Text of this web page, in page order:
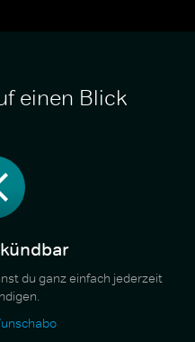
einen Blick
du ganz einfach jederzeit